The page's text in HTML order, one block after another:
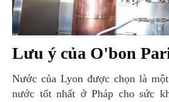
Lưu ý của O'bon
Nước của Lyon được chọn là một trong những nguồn
nước tốt nhất ở Pháp cho sức